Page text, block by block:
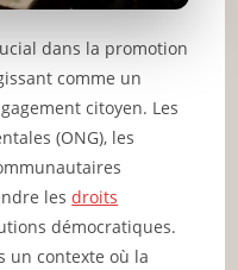
dans la promotion
comme un
citoyen. Les
(ONG), les
lesdroits
démocratiques.
un contexte où la